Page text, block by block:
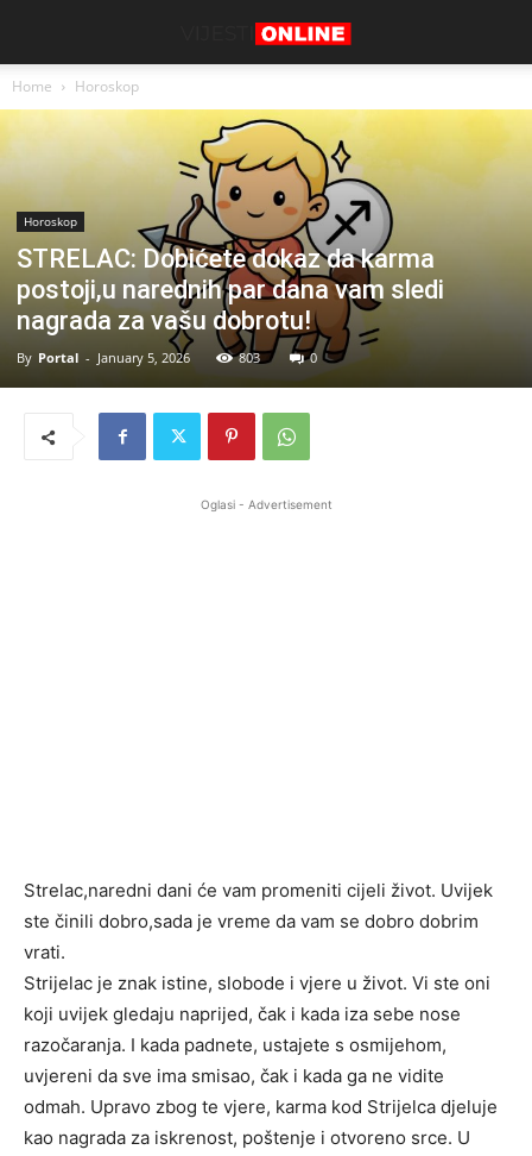
Home Horoskop
Horoskop
STRELAC: Dobićete dokaz da karma
postoji,u narednih par dana vam sledi
nagrada za vašu dobrotu!
By Portal - January 5, 2026 803 0
Oglasi - Advertisement
Strelac,naredni dani će vam promeniti cijeli život. Uvijek
ste činili dobro,sada je vreme da vam se dobro dobrim
vrati.
Strijelac je znak istine, slobode i vjere u život. Vi ste oni
koji uvijek gledaju naprijed, čak i kada iza sebe nose
razočaranja. I kada padnete, ustajete s osmijehom,
uvjereni da sve ima smisao, čak i kada ga ne vidite
odmah. Upravo zbog te vjere, karma kod Strijelca djeluje
kao nagrada za iskrenost, poštenje i otvoreno srce. U